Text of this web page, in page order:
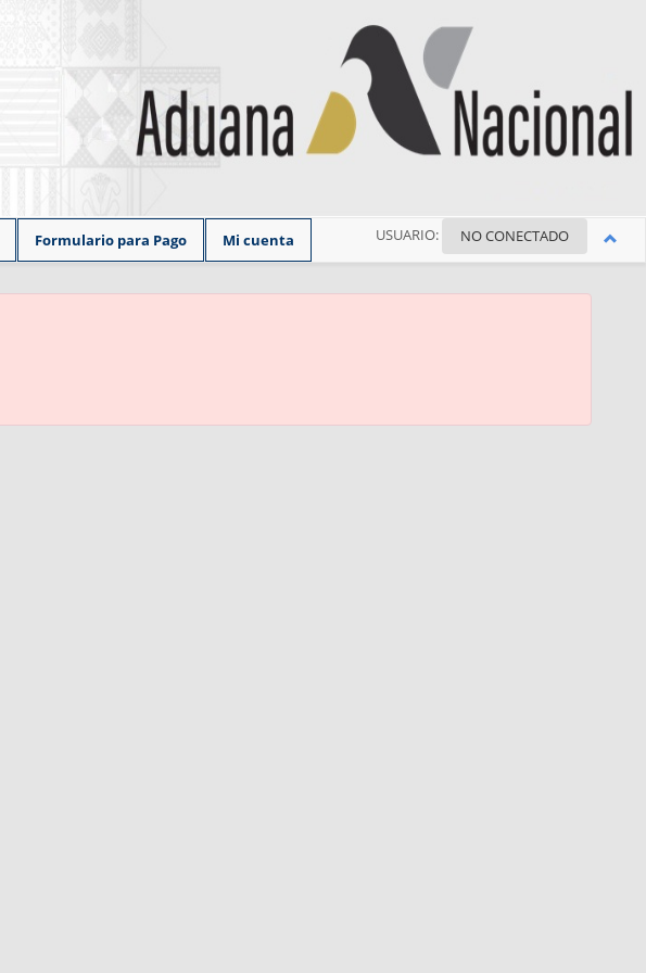
Formulario para Pago Mi cuenta USUARIO: NO CONECTADO